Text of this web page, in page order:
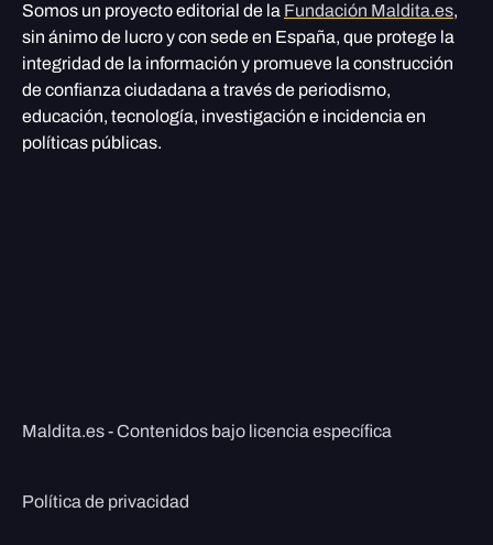
Somos un proyecto editorial de la Fundación Maldita.es,
sin ánimo de lucro y con sede en España, que protege la
integridad de la información y promueve la construcción
de confianza ciudadana a través de periodismo,
educación, tecnología, investigación e incidencia en
políticas públicas.
Maldita.es - Contenidos bajo licencia específica
Política de privacidad